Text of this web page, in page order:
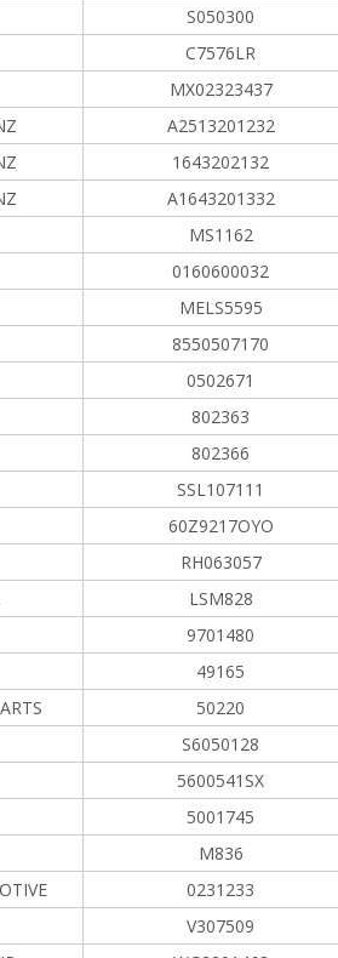
S050300
C7576LR
MX02323437
A2513201232
1643202132
A1643201332
MS1162
0160600032
MELS5595
8550507170
0502671
802363
802366
SSL107111
60Z9217OYO
RH063057
LSM828
9701480
49165
50220
S6050128
5600541SX
5001745
M836
0231233
V307509